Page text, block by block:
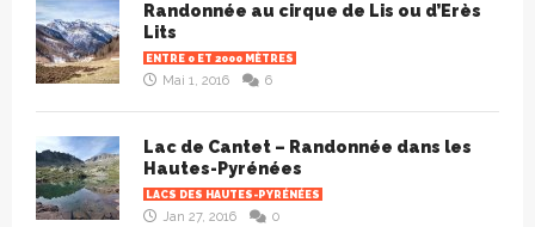
Randonnée au cirque de Lis ou d’Erès
Lits
ENTRE 0 ET 2000 MÈTRES
Mai 1, 2016 6
Lac de Cantet – Randonnée dans les
Hautes-Pyrénées
LACS DES HAUTES-PYRÉNÉES
Jan 27, 2016 0